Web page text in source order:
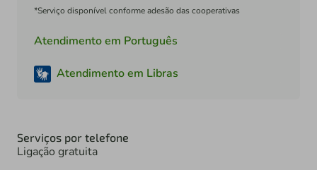
*Serviço disponível conforme adesão das cooperativas
Atendimento em Português
Atendimento em Libras
Serviços por telefone
Ligação gratuita